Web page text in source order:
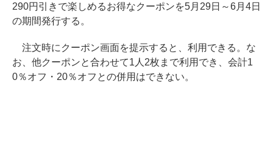
290円引きで楽しめるお得なクーポンを5月29日～6月4日
の期間発行する。
注文時にクーポン画面を提示すると、利用できる。な
お、他クーポンと合わせて1人2枚まで利用でき、会計1
0％オフ・20％オフとの併用はできない。